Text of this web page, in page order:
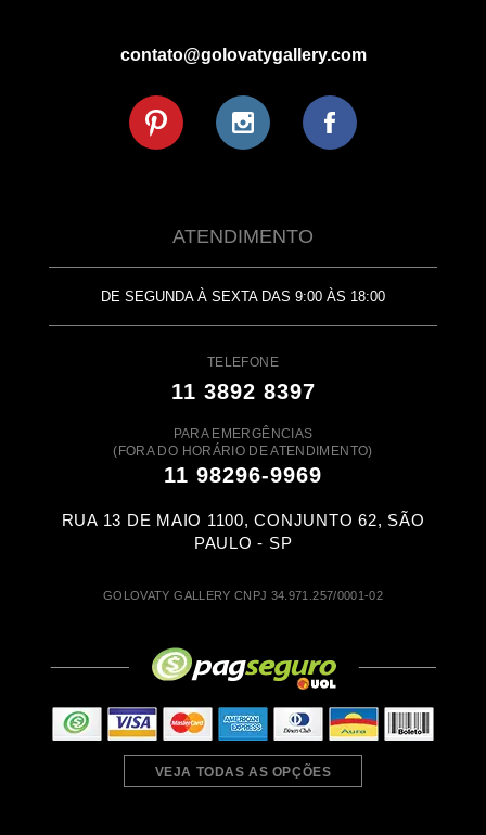
contato@golovatygallery.com
ATENDIMENTO
DE SEGUNDA À SEXTA DAS 9:00 ÀS 18:00
TELEFONE
11 3892 8397
PARA EMERGÊNCIAS
(FORA DO HORÁRIO DE ATENDIMENTO)
11 98296-9969
RUA 13 DE MAIO 1100, CONJUNTO 62, SÃO
PAULO - SP
GOLOVATY GALLERY CNPJ 34.971.257/0001-02
VEJA TODAS AS OPÇÕES